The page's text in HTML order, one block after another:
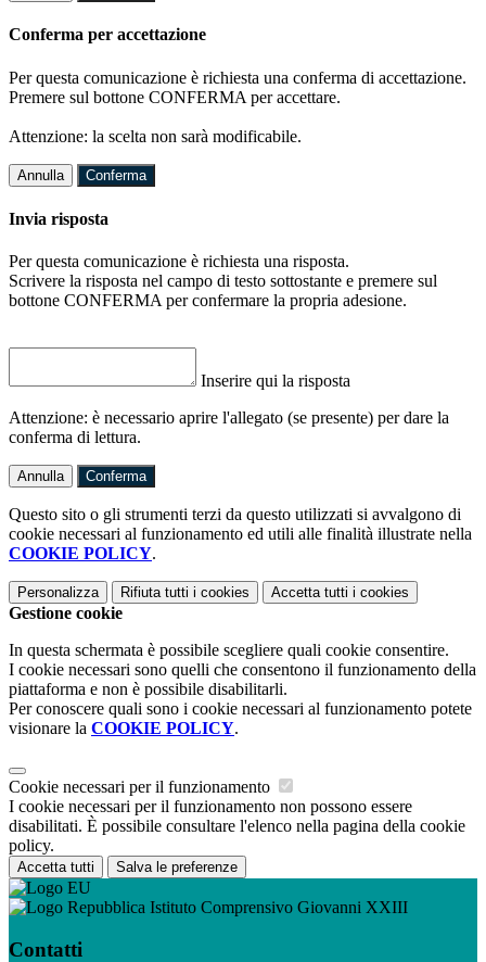
Conferma per accettazione
Per questa comunicazione è richiesta una conferma di accettazione.
Premere sul bottone CONFERMA per accettare.
Attenzione: la scelta non sarà modificabile.
Annulla Conferma
Invia risposta
Per questa comunicazione è richiesta una risposta.
Scrivere la risposta nel campo di testo sottostante e premere sul
bottone CONFERMA per confermare la propria adesione.
Inserire qui la risposta
Attenzione: è necessario aprire l'allegato (se presente) per dare la
conferma di lettura.
Annulla Conferma
Questo sito o gli strumenti terzi da questo utilizzati si avvalgono di
cookie necessari al funzionamento ed utili alle finalità illustrate nella
COOKIE POLICY.
Personalizza Rifiuta tutti i cookies Accetta tutti i cookies
Gestione cookie
In questa schermata è possibile scegliere quali cookie consentire.
I cookie necessari sono quelli che consentono il funzionamento della
piattaforma e non è possibile disabilitarli.
Per conoscere quali sono i cookie necessari al funzionamento potete
visionare la COOKIE POLICY.
Cookie necessari per il funzionamento
I cookie necessari per il funzionamento non possono essere
disabilitati. È possibile consultare l'elenco nella pagina della cookie
policy.
Accetta tutti Salva le preferenze
Istituto Comprensivo Giovanni XXIII
Contatti